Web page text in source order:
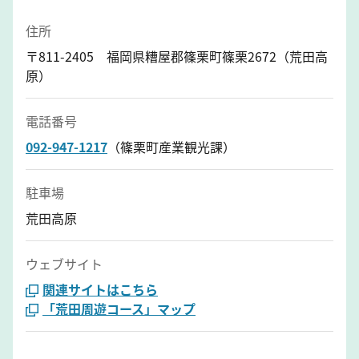
住所
〒811-2405 福岡県糟屋郡篠栗町篠栗2672（荒田高
原）
電話番号
092-947-1217 （篠栗町産業観光課）
駐車場
荒田高原
ウェブサイト
関連サイトはこちら
「荒田周遊コース」マップ